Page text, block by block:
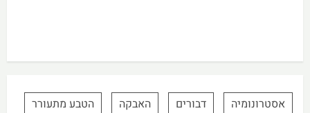
אסטרונומיה דבורים האבקה
הטבע מתעורר